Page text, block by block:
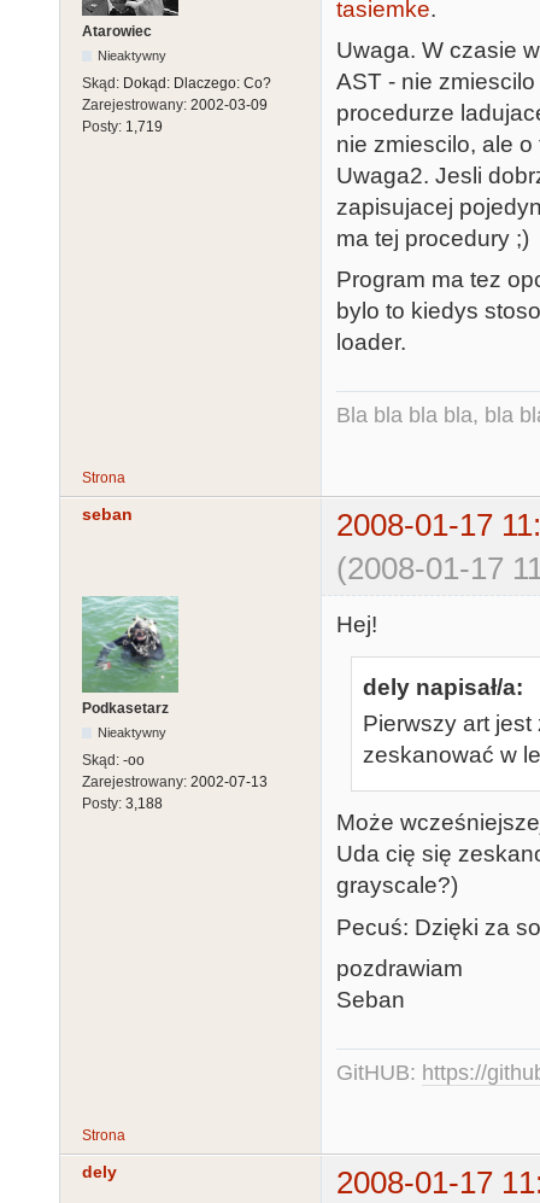
Atarowiec
Nieaktywny
Skąd: Dokąd: Dlaczego: Co?
Zarejestrowany: 2002-03-09
Posty: 1,719
tasiemke.
Uwaga. W czasie
AST - nie
procedurze
nie zmiescilo, ale o
Uwaga2. Jesli
zapisujacej
ma tej procedury ;)
Program ma tez
bylo to kiedys
loader.
Bla bla bla bla, bla
Strona
seban
2008-01-17
(2008-01-17
Podkasetarz
Nieaktywny
Skąd: -oo
Zarejestrowany: 2002-07-13
Posty: 3,188
Hej!
dely napisał/a:
Pierwszy art
zeskanować w
Może
Uda cię się
grayscale?)
Pecuś: Dzięki za
pozdrawiam
Seban
GitHUB: https://
Strona
dely 2008-01-17